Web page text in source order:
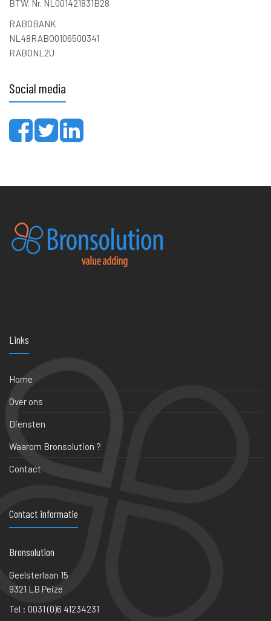
BTW. Nr. NL001421831B28
RABOBANK
NL48RABO0106500341
RABONL2U
Social media
Links
Home
Over ons
Diensten
Waarom Bronsolution ?
Contact
Contact informatie
Bronsolution
Geelsterlaan 15
9321 LB Peize
Tel : 0031 (0)6 41234231